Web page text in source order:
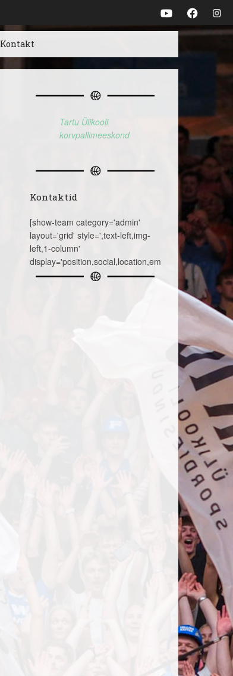
Kontakt
Tartu Ülikooli
korvpallimeeskond
Kontaktid
[show-team category='admin'
layout='grid' style=',text-left,img-
left,1-column'